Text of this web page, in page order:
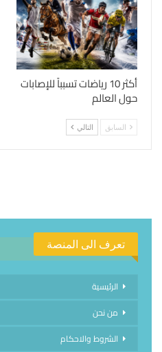
أكثر 10 رياضات تسبباً للإصابات
حول العالم
السابق التالي
تعرف الى المنصة
الرئيسية
من نحن
الشروط والاحكام